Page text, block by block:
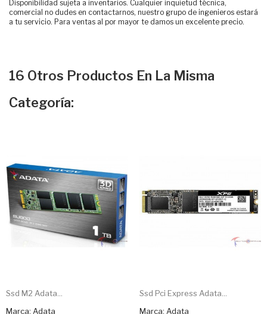
Disponibilidad sujeta a inventarios. Cualquier inquietud técnica,
comercial no dudes en contactarnos, nuestro grupo de ingenieros estará
a tu servicio. Para ventas al por mayor te damos un excelente precio.
16 Otros Productos En La Misma
Categoría:
Ssd M2 Adata...
Marca: Adata
Ssd Pci Express Adata...
Marca: Adata